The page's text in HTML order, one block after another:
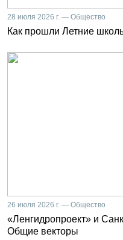
28 июля 2026 г. — Общество
Как прошли Летние
26 июля 2026 г. — Общество
«Ленгидропроект» и
Общие векторы